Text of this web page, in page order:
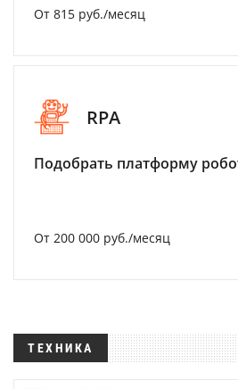
От 815 руб./месяц
RPA
Подобрать платформу
От 200 000 руб./месяц
ТЕХНИКА